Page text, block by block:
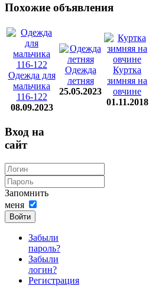
Похожие объявления
Одежда для
мальчика
116-122
08.09.2023
Одежда
летняя
25.05.2023
Куртка
зимняя на
овчине
01.11.2018
Вход на
сайт
Запомнить
меня
Войти
Забыли
пароль?
Забыли
логин?
Регистрация